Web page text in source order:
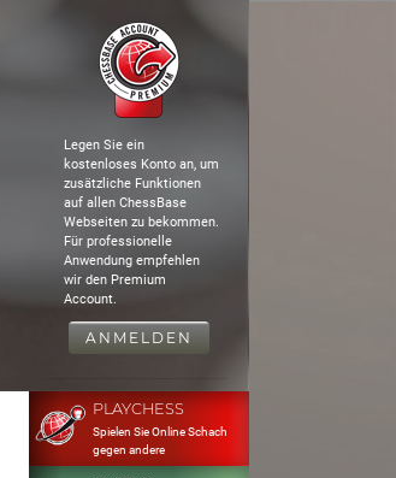
Legen Sie ein
kostenloses Konto an, um
zusätzliche Funktionen
auf allen ChessBase
Webseiten zu bekommen.
Für professionelle
Anwendung empfehlen
wir den Premium
Account.
ANMELDEN
PLAYCHESS
Spielen Sie Online Schach
gegen andere